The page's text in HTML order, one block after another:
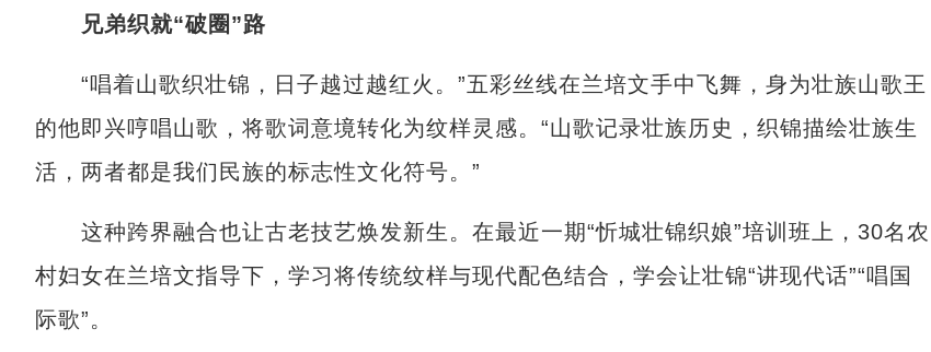
兄弟织就“破圈”路
“唱着山歌织壮锦，日子越过越红火。”五彩丝线在兰培文手中飞舞，身为壮族山歌王
的他即兴哼唱山歌，将歌词意境转化为纹样灵感。“山歌记录壮族历史，织锦描绘壮族生
活，两者都是我们民族的标志性文化符号。”
这种跨界融合也让古老技艺焕发新生。在最近一期“忻城壮锦织娘”培训班上，30名农
村妇女在兰培文指导下，学习将传统纹样与现代配色结合，学会让壮锦“讲现代话”“唱国
际歌”。